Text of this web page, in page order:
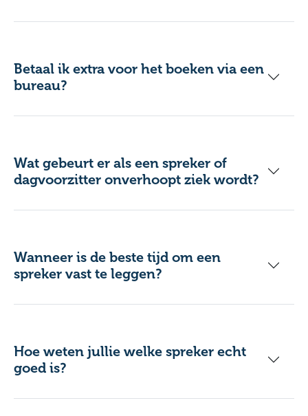
Betaal ik extra voor het boeken via een
bureau?
Wat gebeurt er als een spreker of
dagvoorzitter onverhoopt ziek wordt?
Wanneer is de beste tijd om een
spreker vast te leggen?
Hoe weten jullie welke spreker echt
goed is?